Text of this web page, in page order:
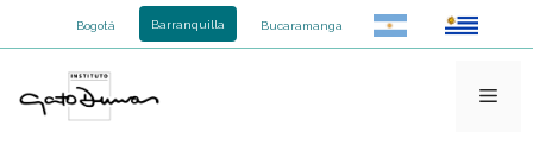
Bogotá Barranquilla Bucaramanga